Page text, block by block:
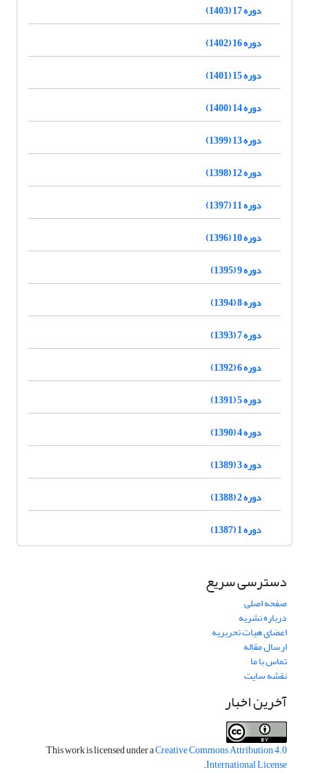
دوره 17 (1403)
دوره 16 (1402)
دوره 15 (1401)
دوره 14 (1400)
دوره 13 (1399)
دوره 12 (1398)
دوره 11 (1397)
دوره 10 (1396)
دوره 9 (1395)
دوره 8 (1394)
دوره 7 (1393)
دوره 6 (1392)
دوره 5 (1391)
دوره 4 (1390)
دوره 3 (1389)
دوره 2 (1388)
دوره 1 (1387)
دسترسی سریع
صفحه اصلی
درباره نشریه
اعضای هیات تحریریه
ارسال مقاله
تماس با ما
نقشه سایت
آخرین اخبار
This work is licensed under aCreative Commons Attribution 4.0
International License
.